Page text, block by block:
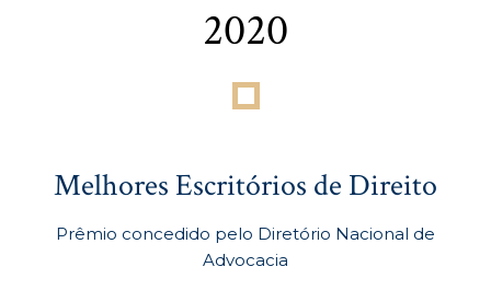
2020
Melhores Escritórios de Direito
Prêmio concedido pelo Diretório Nacional de
Advocacia